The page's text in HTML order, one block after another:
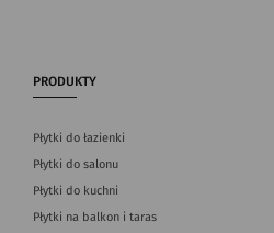
PRODUKTY
Płytki do łazienki
Płytki do salonu
Płytki do kuchni
Płytki na balkon i taras